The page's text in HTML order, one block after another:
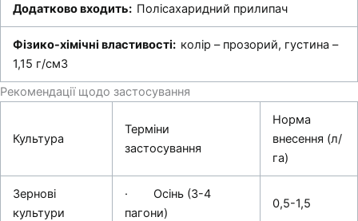
Додатково входить: Полісахаридний прилипач
Фізико-хімічні властивості: колір – прозорий, густина –
1,15 г/см3
Рекомендації щодо застосування
Культура
Терміни
застосування
Норма
внесення (л/
га)
Зернові
культури
· Осінь (3-4
пагони)
0,5-1,5